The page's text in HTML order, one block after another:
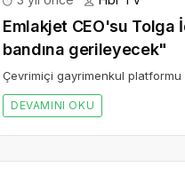
Emlakjet CEO'su Tolga İdikat: “Yıl sonunda satılık konut
bandına gerileyecek"
Çevrimiçi gayrimenkul platformu
DEVAMINI OKU